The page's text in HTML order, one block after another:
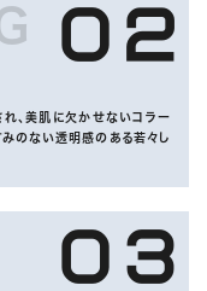
０２
、美肌に欠かせないコラー
のない透明感のある若々し
０３